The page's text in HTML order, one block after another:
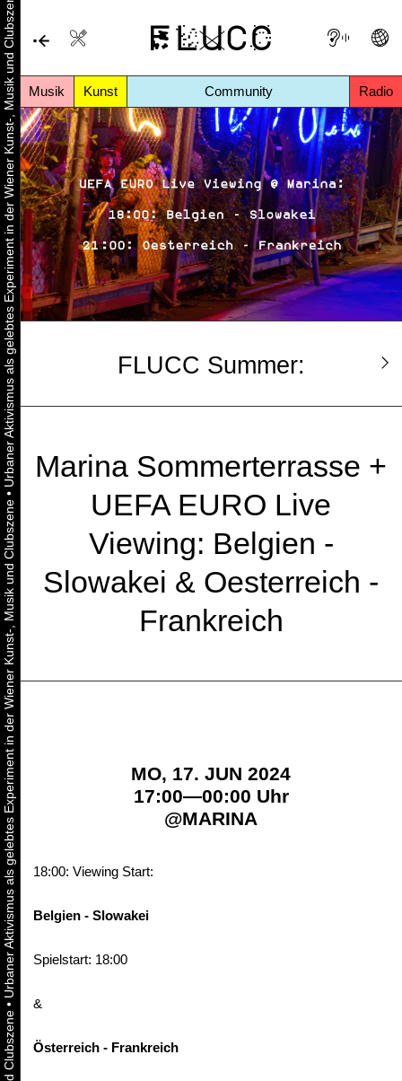
Musik Kunst Community Radio
•
Urbaner Aktivismus als gelebtes Experiment in der Wiener Kunst-, Musik und Clubszene
•
Urbaner Aktivismus als gelebtes Experiment in der Wiener Kunst-, Musik und Clubszene FLUCC Summer:
Marina Sommerterrasse +
UEFA EURO Live
Viewing: Belgien -
Slowakei & Oesterreich -
Frankreich
MO, 17. JUN 2024
17:00—00:00 Uhr
@MARINA
18:00: Viewing Start:
Belgien - Slowakei
Spielstart: 18:00
&
Österreich - Frankreich